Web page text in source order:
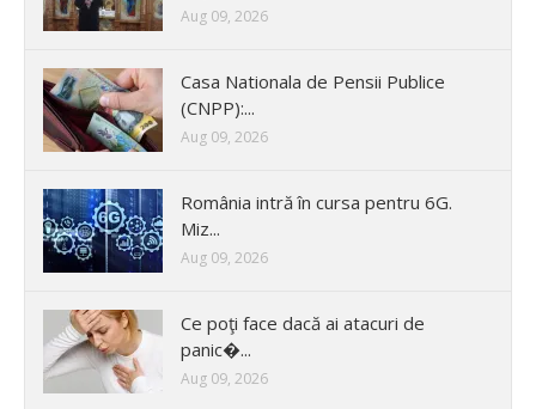
Aug 09, 2026
Casa Nationala de Pensii Publice
(CNPP):...
Aug 09, 2026
România intră în cursa pentru 6G.
Miz...
Aug 09, 2026
Ce poţi face dacă ai atacuri de
panic�...
Aug 09, 2026